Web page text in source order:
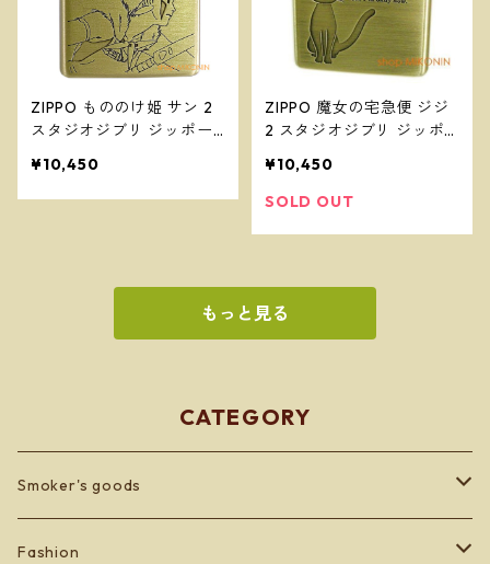
ZIPPO もののけ姫 サン 2
スタジオジブリ ジッポー
¥10,450
ZIPPO 魔女の宅急便 ジジ
2 スタジオジブリ ジッポ
¥10,450
SOLD OUT
もっと見る
CATEGORY
Smoker's goods
zippo
Fashion